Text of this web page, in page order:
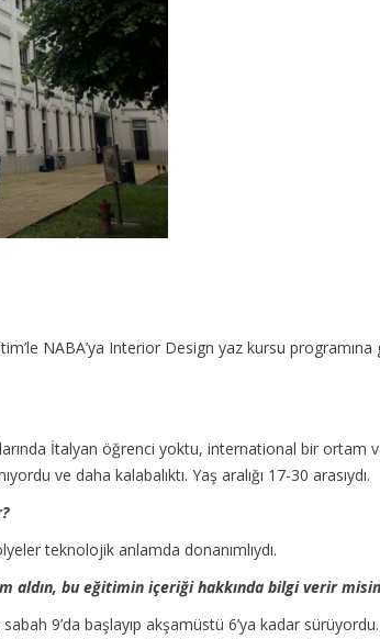
NABA’ya Interior Design yaz kursu
İtalyan öğrenci yoktu, international bir ortam
ve daha kalabalıktı. Yaş aralığı 17-30 arasıydı.
teknolojik anlamda donanımlıydı.
aldın, bu eğitimin içeriği hakkında bilgi verir
9’da başlayıp akşamüstü 6’ya kadar